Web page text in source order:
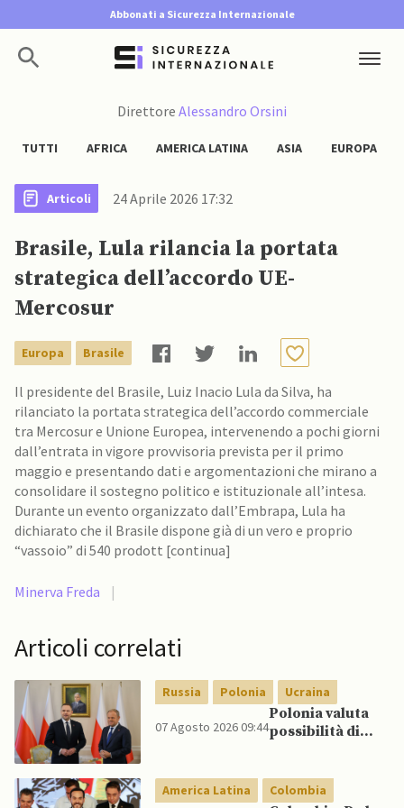
Abbonati a Sicurezza Internazionale
Direttore Alessandro Orsini
TUTTI AFRICA AMERICA LATINA ASIA EUROPA
Articoli 24 Aprile 2026 17:32
Brasile, Lula rilancia la portata
strategica dell’accordo UE-
Mercosur
Europa Brasile
Il presidente del Brasile, Luiz Inacio Lula da Silva, ha
rilanciato la portata strategica dell’accordo commerciale
tra Mercosur e Unione Europea, intervenendo a pochi giorni
dall’entrata in vigore provvisoria prevista per il primo
maggio e presentando dati e argomentazioni che mirano a
consolidare il sostegno politico e istituzionale all’intesa.
Durante un evento organizzato dall’Embrapa, Lula ha
dichiarato che il Brasile dispone già di un vero e proprio
“vassoio” di 540 prodott [continua]
Minerva Freda |
Articoli correlati
Russia Polonia Ucraina
07 Agosto 2026 09:44
Polonia valuta
possibilità di
sopra Ucraina
per proteggere
America Latina Colombia